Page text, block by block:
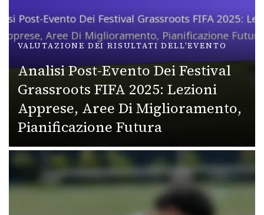
VALUTAZIONE DEI RISULTATI DELL'EVENTO
Analisi Post-Evento Dei Festival
Grassroots FIFA 2025: Lezioni
Apprese, Aree Di Miglioramento,
Pianificazione Futura